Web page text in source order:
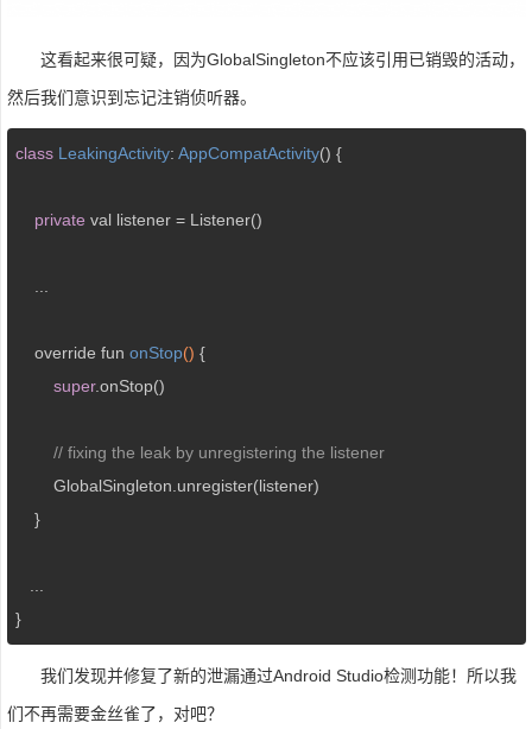
这看起来很可疑，因为GlobalSingleton不应该引用已销毁的活动，
然后我们意识到忘记注销侦听器。
class LeakingActivity: AppCompatActivity() {
private val listener = Listener()
    ...
override fun onStop() {
super.onStop()
// fixing the leak by unregistering the listener
    }
   ...
}
我们发现并修复了新的泄漏通过Android Studio检测功能！所以我
们不再需要金丝雀了，对吧？